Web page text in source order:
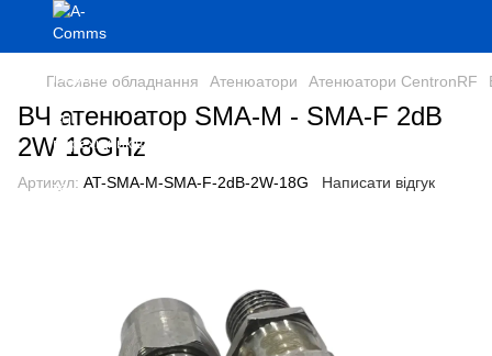
Пасивне обладнання Атенюатори Атенюатори CentronRF
ВЧ атенюатор SMA-M - SMA-F 2dB
2W 18GHz
Артикул: AT-SMA-M-SMA-F-2dB-2W-18G Написати відгук